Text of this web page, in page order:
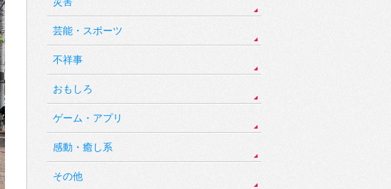
芸能・スポーツ
不祥事
おもしろ
ゲーム・アプリ
感動・癒し系
その他